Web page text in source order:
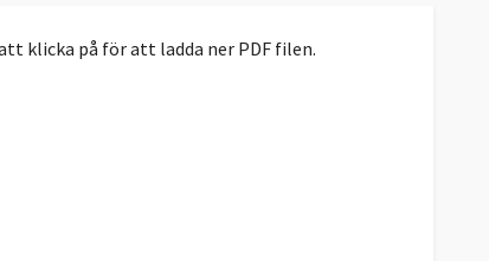
klicka på för att ladda ner PDF filen.